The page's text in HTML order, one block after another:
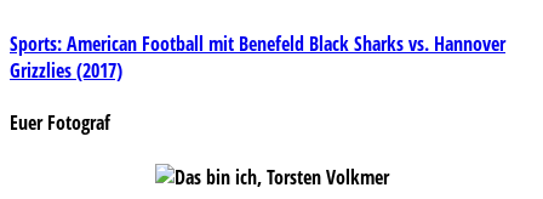
Beitragsnavigation
Sports: American Football mit Benefeld Black Sharks vs. Hannover
Grizzlies (2017)
Euer Fotograf